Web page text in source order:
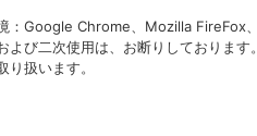
：Google Chrome、Mozilla FireFox
よび二次使用は、お断りしておりま
り扱います。